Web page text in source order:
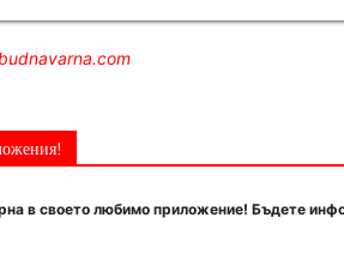
в своето любимо приложение! Бъдете